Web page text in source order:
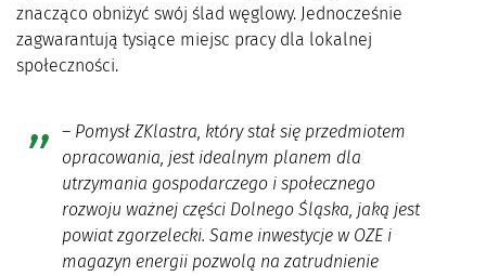
znacząco obniżyć swój ślad węglowy. Jednocześnie
zagwarantują tysiące miejsc pracy dla lokalnej
społeczności.
– Pomysł ZKlastra, który stał się przedmiotem
opracowania, jest idealnym planem dla
utrzymania gospodarczego i społecznego
rozwoju ważnej części Dolnego Śląska, jaką jest
powiat zgorzelecki. Same inwestycje w OZE i
magazyn energii pozwolą na zatrudnienie